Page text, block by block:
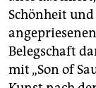
Schönheit
Belegschaft
mit „Son of